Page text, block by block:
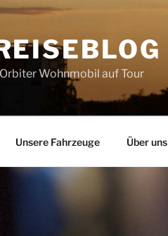
Wohnmobil auf Tour
Unsere Fahrzeuge Über uns